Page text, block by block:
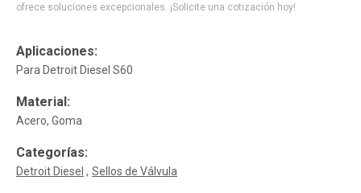
ofrece soluciones excepcionales. ¡Solicite una cotización hoy!
Aplicaciones:
Para Detroit Diesel S60
Material:
Acero, Goma
Categorías:
Detroit Diesel Sellos de Válvula